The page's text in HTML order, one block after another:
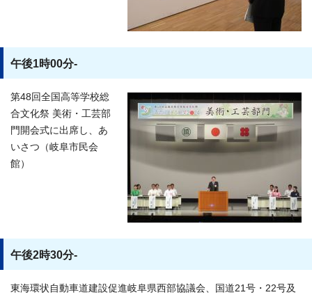
午後1時00分-
第48回全国高等学校総
合文化祭 美術・工芸部
門開会式に出席し、あ
いさつ（岐阜市民会
館）
午後2時30分-
東海環状自動車道建設促進岐阜県西部協議会、国道21号・22号及